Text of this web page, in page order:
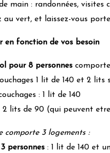
feuilles) sont calculées en fonction
main : randonnées, visites
au vert, et laissez-vous
en fonction de vos besoin
pour 8 personnes
1 lit de 140 et 2
: 1 lit de 140
2 lits de 90 (qui peuvent
comporte 3 logements :
personnes : 1 lit de 140 et